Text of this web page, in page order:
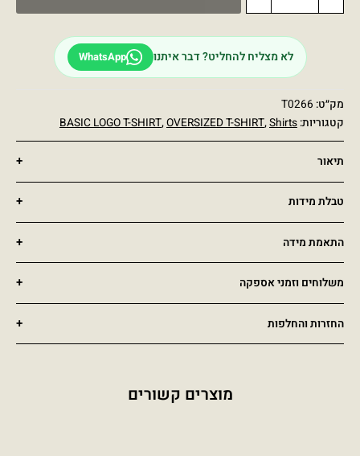
לא מצליח להחליט? דבר איתנו WhatsApp
מק״ט: T0266
קטגוריות:
BASIC LOGO T-SHIRT,OVERSIZED T-SHIRT,Shirts
תיאור
טבלת מידות
התאמת מידה
משלוחים וזמני אספקה
החזרות והחלפות
מוצרים קשורים